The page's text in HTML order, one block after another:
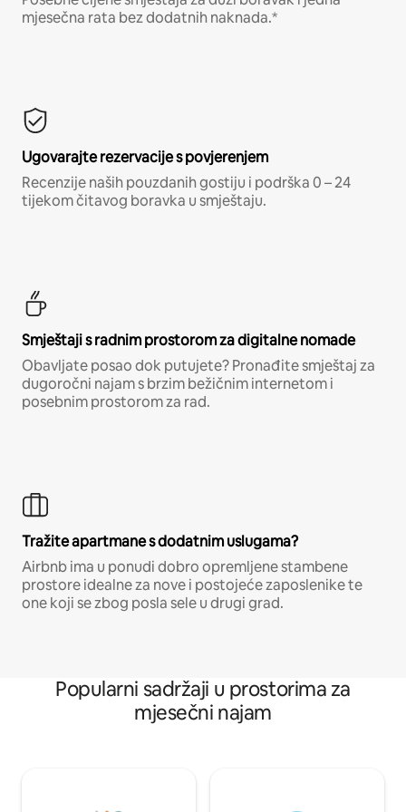
mjesečna rata bez dodatnih naknada.*
Ugovarajte rezervacije s povjerenjem
Recenzije naših pouzdanih gostiju i podrška 0 – 24
tijekom čitavog boravka u smještaju.
Smještaji s radnim prostorom za digitalne nomade
Obavljate posao dok putujete? Pronađite smještaj za
dugoročni najam s brzim bežičnim internetom i
posebnim prostorom za rad.
Tražite apartmane s dodatnim uslugama?
Airbnb ima u ponudi dobro opremljene stambene
prostore idealne za nove i postojeće zaposlenike te
one koji se zbog posla sele u drugi grad.
Popularni sadržaji u prostorima za
mjesečni najam